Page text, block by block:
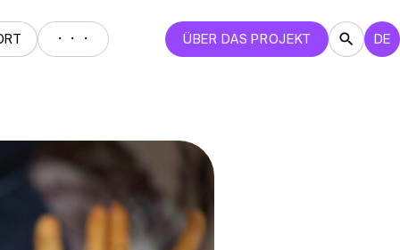
・・・ ÜBER DAS PROJEKT DE